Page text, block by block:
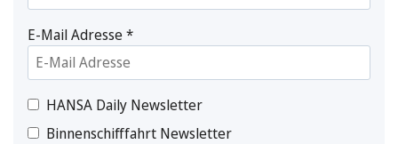
E-Mail Adresse*
HANSA Daily Newsletter
Binnenschifffahrt Newsletter